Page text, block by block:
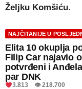
Željku Komšiću.
NAJČITANIJE U
Elita 10 okuplja
Filip Car najavio
potvrđeni i
par DNK
3.813 👁 218.700